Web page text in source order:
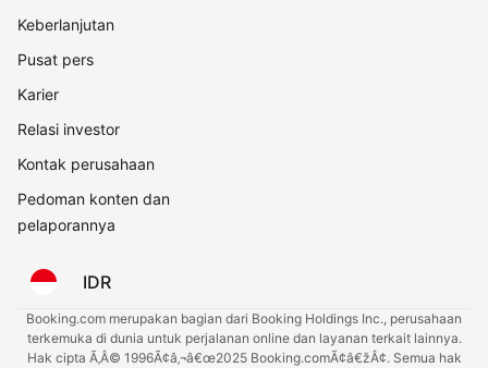
Keberlanjutan
Pusat pers
Karier
Relasi investor
Kontak perusahaan
Pedoman konten dan
pelaporannya
IDR
Booking.com merupakan bagian dari Booking Holdings Inc., perusahaan
terkemuka di dunia untuk perjalanan online dan layanan terkait lainnya.
Hak cipta Ã‚Â© 1996Ã¢â‚¬â€œ2025 Booking.comÃ¢â€žÂ¢. Semua hak